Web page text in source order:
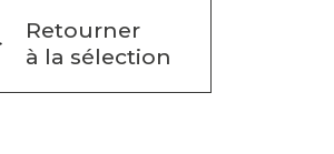
Retourner
à la sélection